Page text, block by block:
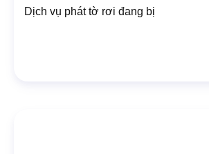
Dịch vụ phát tờ rơi đang bị